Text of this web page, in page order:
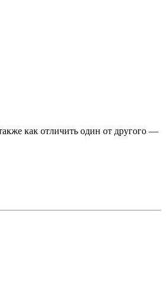
как отличить один от другого —